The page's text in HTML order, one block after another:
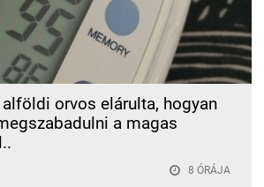
orvos elárulta, hogyan
a magas
8 ÓRÁJA